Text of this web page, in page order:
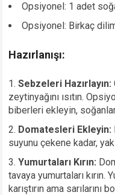
Opsiyonel: 1 adet
Opsiyonel: Birkaç
Hazırlanışı:
Sebzeleri Hazırlayın:
zeytinyağını ısıtın.
biberleri ekleyin,
Domatesleri Ekleyin:
suyunu çekene kadar,
Yumurtaları Kırın:
tavaya yumurtaları kırın.
karıştırın ama